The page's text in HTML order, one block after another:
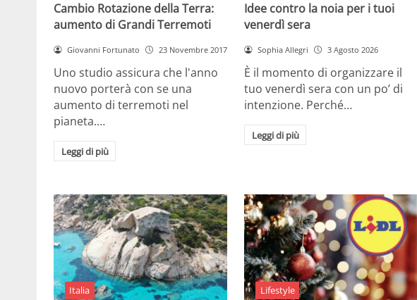
Cambio Rotazione della Terra:
aumento di Grandi Terremoti
Giovanni Fortunato 23 Novembre 2017
Uno studio assicura che l'anno
nuovo porterà con se una
aumento di terremoti nel
pianeta.…
Leggi di più
Idee contro la noia per i tuoi
venerdì sera
Sophia Allegri 3 Agosto 2026
È il momento di organizzare il
tuo venerdì sera con un po’ di
intenzione. Perché…
Leggi di più
Italia Lifestyle